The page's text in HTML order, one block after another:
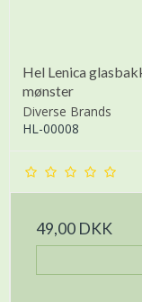
Hel Lenica
mønster
Diverse Brands
HL-00008
49,00 DKK